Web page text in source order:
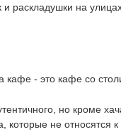
раскладушки на
- это кафе со
но кроме
не относятся